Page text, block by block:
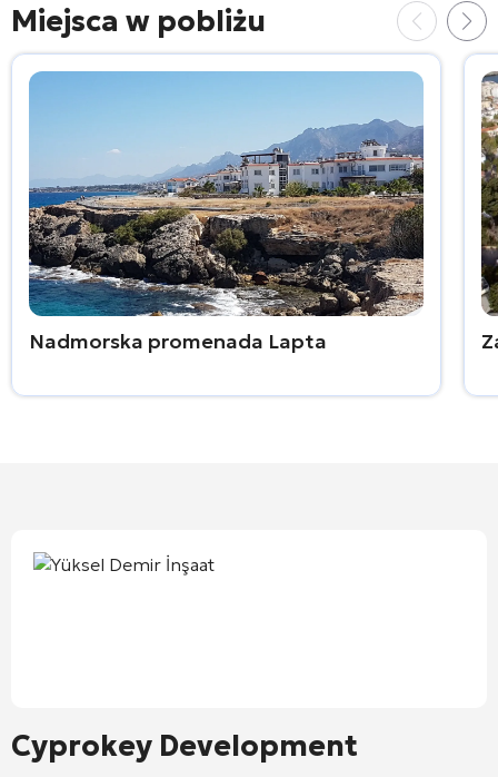
Miejsca w pobliżu
Nadmorska promenada Lapta
Cyprokey Development